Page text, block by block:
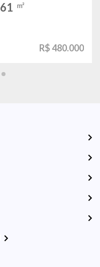
61 m²
R$ 480.000